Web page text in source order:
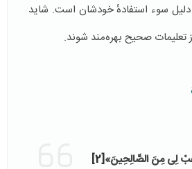
سوء استفادهٔ خودشان است. شاید
تعلیمات صحیح بهره‌مند شوند.
لِی مِنَ الصَّالِحِينَ»[2]